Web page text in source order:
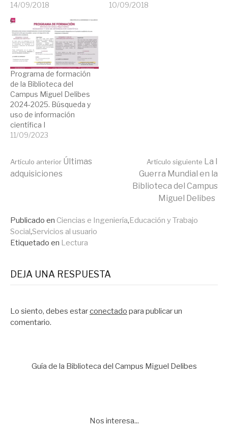
14/09/2018
10/09/2018
Programa de formación
de la Biblioteca del
Campus Miguel Delibes
2024-2025. Búsqueda y
uso de información
científica I
11/09/2023
Seguir
Artículo anterior Últimas
adquisiciones
Artículo siguiente La I
Guerra Mundial en la
Biblioteca del Campus
Miguel Delibes
Publicado en Ciencias e Ingeniería,Educación y Trabajo
Social,Servicios al usuario
Etiquetado en Lectura
DEJA UNA RESPUESTA
Lo siento, debes estarconectado para publicar un
comentario.
Guía de la Biblioteca del Campus Miguel Delibes
Nos interesa...